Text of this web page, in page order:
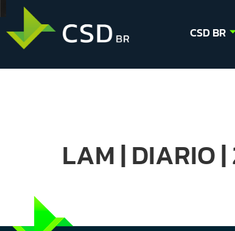
CSD BR
LAM | DIARIO